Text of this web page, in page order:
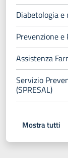
Diabetologia
Prevenzione
Assistenza
Servizio
(SPRESAL)
Mostra tutti